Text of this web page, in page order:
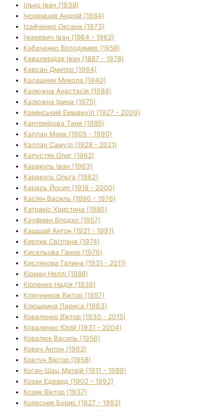
Ілько Іван (1938)
Іноземцев Андрій (1984)
Ісайченко Оксана (1973)
Їжакевич Іван (1864 - 1962)
Кабаченко Володимир (1958)
Кавалерідзе Іван (1887 - 1978)
Кавсан Дмитро (1964)
Калашник Микола (1940)
Калюжна Анастасія (1984)
Калюжна Ірина (1975)
Камінський Еммануїл (1927 - 2009)
Кантемірова Таня (1985)
Каплан Марк (1905 - 1990)
Каплан Самуїл (1928 - 2021)
Капустяк Олег (1962)
Каракуль Іван (1963)
Каракуль Ольга (1962)
Карась Йосип (1918 - 2000)
Касіян Василь (1896 - 1976)
Катракіс Христина (1980)
Кауфман Влодко (1957)
Кашшай Антон (1921 - 1991)
Кирлик Світлана (1974)
Кисельова Ганна (1976)
Кислякова Галина (1931 - 2011)
Кірман Неллі (1988)
Кірпенко Надія (1936)
Ключников Віктор (1957)
Клюшкина Лариса (1963)
Коваленко Віктор (1930 - 2015)
Коваленко Юрій (1931 - 2004)
Ковалюк Василь (1956)
Ковач Антон (1962)
Ковтун Віктор (1958)
Коган-Шац Матвій (1911 - 1989)
Козак Едвард (1902 - 1992)
Козик Віктор (1937)
Колесник Борис (1927 - 1992)